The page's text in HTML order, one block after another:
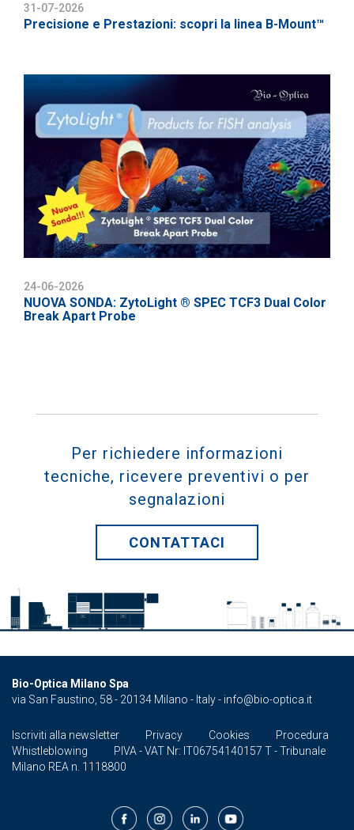
31-07-2026
Precisione e Prestazioni: scopri la linea B-Mount™
24-06-2026
NUOVA SONDA: ZytoLight ® SPEC TCF3 Dual Color
Break Apart Probe
Per richiedere informazioni
tecniche, ricevere preventivi o per
segnalazioni
CONTATTACI
Bio-Optica Milano Spa
via San Faustino, 58 - 20134 Milano - Italy - info@bio-optica.it
Iscriviti alla newsletter Privacy Cookies
Procedura
Whistleblowing
PIVA - VAT Nr: IT06754140157 T - Tribunale
Milano REA n. 1118800